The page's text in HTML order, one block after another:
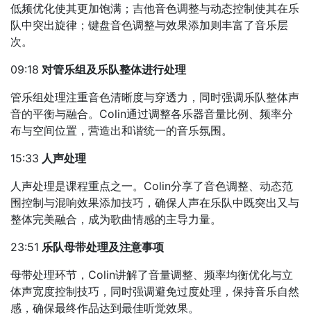
低频优化使其更加饱满；吉他音色调整与动态控制使其在乐
队中突出旋律；键盘音色调整与效果添加则丰富了音乐层
次。
09:18 对管乐组及乐队整体进行处理
管乐组处理注重音色清晰度与穿透力，同时强调乐队整体声
音的平衡与融合。Colin通过调整各乐器音量比例、频率分
布与空间位置，营造出和谐统一的音乐氛围。
15:33 人声处理
人声处理是课程重点之一。Colin分享了音色调整、动态范
围控制与混响效果添加技巧，确保人声在乐队中既突出又与
整体完美融合，成为歌曲情感的主导力量。
23:51 乐队母带处理及注意事项
母带处理环节，Colin讲解了音量调整、频率均衡优化与立
体声宽度控制技巧，同时强调避免过度处理，保持音乐自然
感，确保最终作品达到最佳听觉效果。